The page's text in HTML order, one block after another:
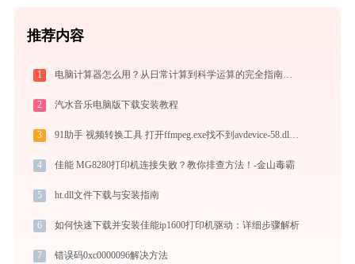
推荐内容
1 电脑计算器怎么用？从日常计算到科学运算的完全指南（附隐藏功能）
2 汽水音乐电脑版下载安装教程
3 91助手 视频转换工具 打开ffmpeg.exe找不到avdevice-58.dll怎么办
4 佳能 MG8280打印机连接失败？教你排查方法！-金山毒霸
5 ht.dll文件下载与安装指南
6 如何快速下载并安装佳能ip1600打印机驱动：详细步骤解析
7 错误码0xc0000096解决方法